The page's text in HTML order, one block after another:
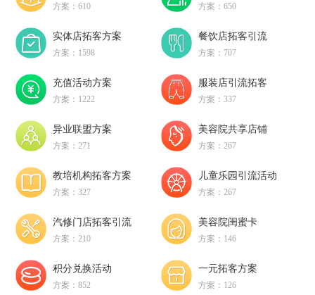
方案：610 方案：650
实体店拓客方案
方案：1598
餐饮店拓客引流
方案：707
充值活动方案
方案：1222
服装店引流拓客
方案：337
异业联盟方案
方案：271
美容院共享店铺
方案：267
教培机构拓客方案
方案：327
儿童乐园引流活动
方案：267
汽修门店拓客引流
方案：210
美容院闺蜜卡
方案：146
积分兑换活动
方案：852
一元拓客方案
方案：126